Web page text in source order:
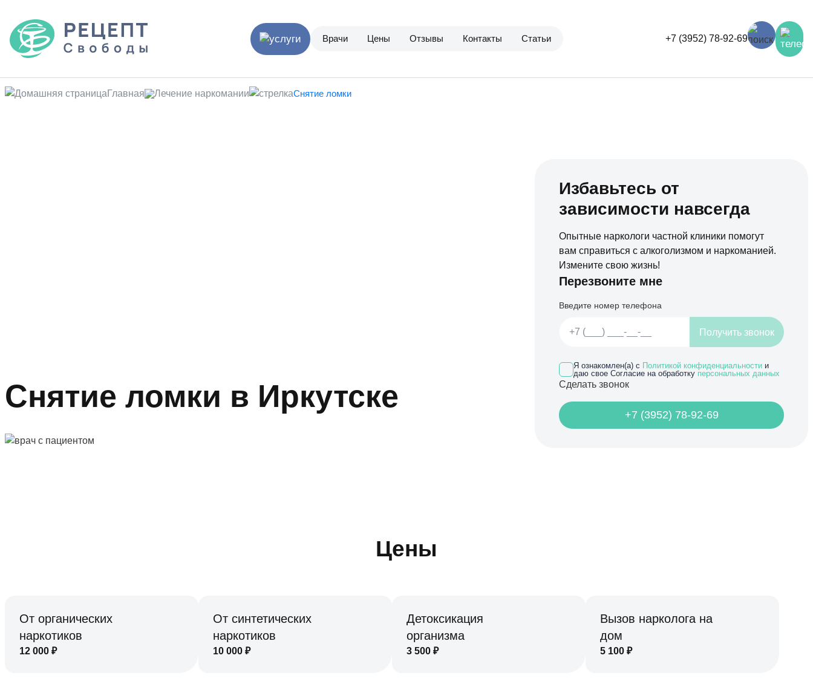
Врачи Цены Отзывы Контакты Статьи +7 (3952) 78-92-69
Главная Лечение наркомании Снятие ломки
Снятие ломки в Иркутске
Избавьтесь от
зависимости навсегда
Опытные наркологи частной клиники помогут
вам справиться с алкоголизмом и наркоманией.
Измените свою жизнь!
Перезвоните мне
Введите номер телефона
Получить звонок
Я ознакомлен(а) с Политикой конфиденциальности и
даю свое Согласие на обработку персональных данных
Сделать звонок
+7 (3952) 78-92-69
Цены
От органических
наркотиков
12 000 ₽
От синтетических
наркотиков
10 000 ₽
Детоксикация
организма
3 500 ₽
Вызов нарколога на
дом
5 100 ₽